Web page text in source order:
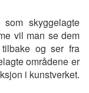
skyggelagte
vil man se dem
og ser fra
områdene er
i kunstverket.